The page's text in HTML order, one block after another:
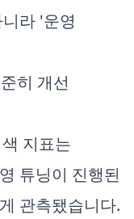
라 '운영
히 개선
지표는
튜닝이 진행된
관측됐습니다.